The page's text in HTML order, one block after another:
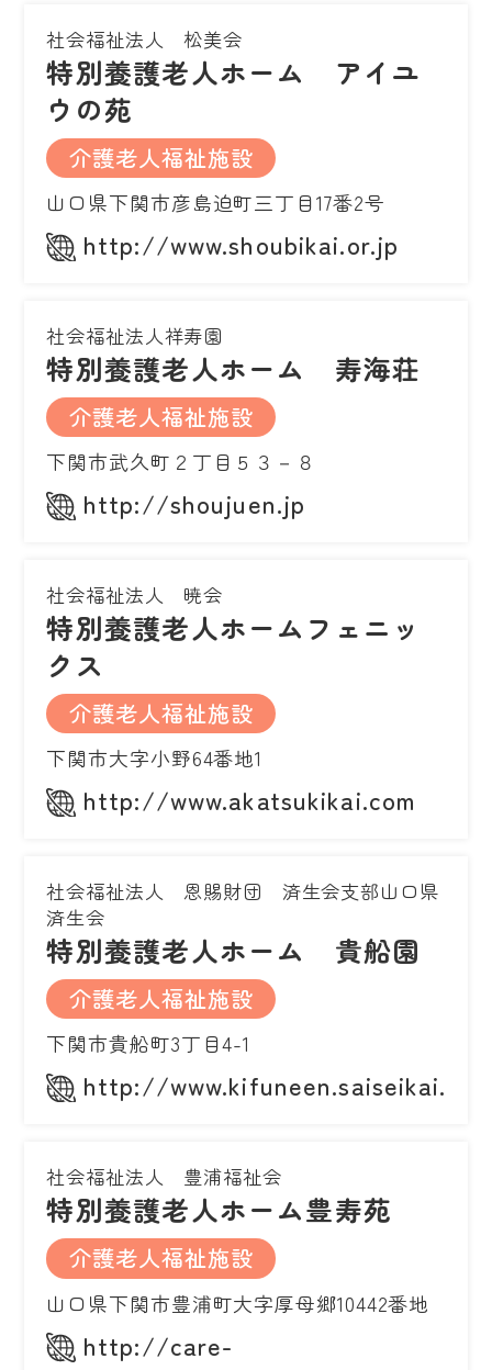
社会福祉法人 松美会
特別養護老人ホーム アイユ
ウの苑
介護老人福祉施設
山口県下関市彦島迫町三丁目17番2号
http://www.shoubikai.or.jp
社会福祉法人祥寿園
特別養護老人ホーム 寿海荘
介護老人福祉施設
下関市武久町２丁目５３－８
http://shoujuen.jp
社会福祉法人 暁会
特別養護老人ホームフェニッ
クス
介護老人福祉施設
下関市大字小野64番地1
http://www.akatsukikai.com
社会福祉法人 恩賜財団 済生会支部山口県
済生会
特別養護老人ホーム 貴船園
介護老人福祉施設
下関市貴船町3丁目4-1
http://
社会福祉法人 豊浦福祉会
特別養護老人ホーム豊寿苑
介護老人福祉施設
山口県下関市豊浦町大字厚母郷10442番地
http://care-